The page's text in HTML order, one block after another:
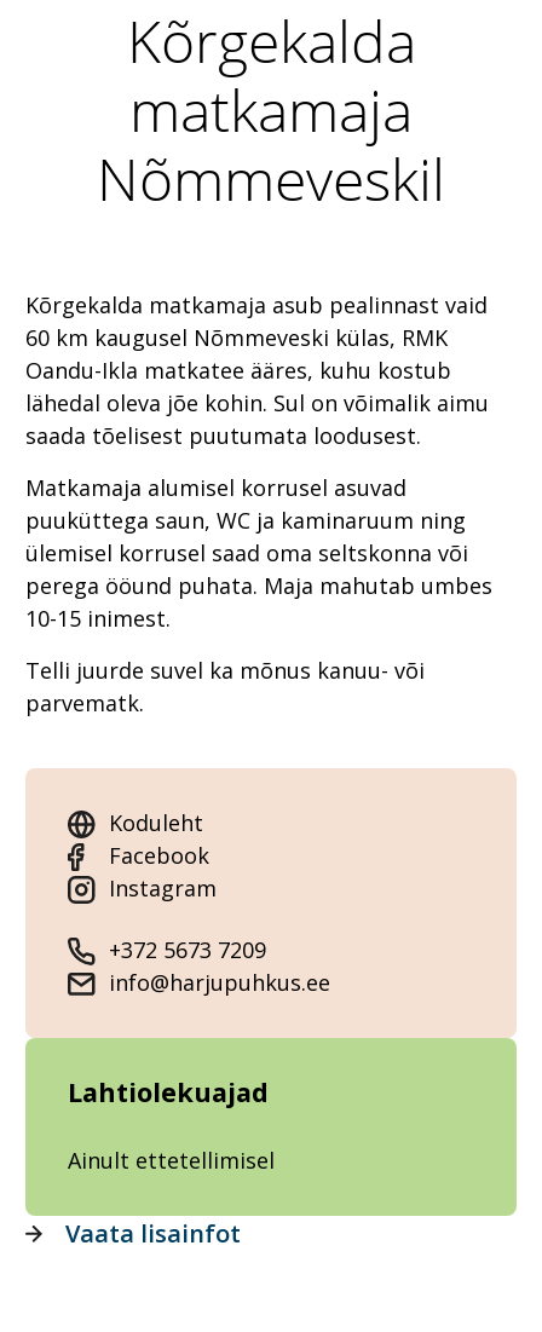
Kõrgekalda
matkamaja
Nõmmeveskil
Kõrgekalda matkamaja asub pealinnast vaid
60 km kaugusel Nõmmeveski külas, RMK
Oandu-Ikla matkatee ääres, kuhu kostub
lähedal oleva jõe kohin. Sul on võimalik aimu
saada tõelisest puutumata loodusest.
Matkamaja alumisel korrusel asuvad
puuküttega saun, WC ja kaminaruum ning
ülemisel korrusel saad oma seltskonna või
perega ööund puhata. Maja mahutab umbes
10-15 inimest.
Telli juurde suvel ka mõnus kanuu- või
parvematk.
Koduleht
Facebook
Instagram
+372 5673 7209
info@harjupuhkus.ee
Lahtiolekuajad
Ainult ettetellimisel
Vaata lisainfot